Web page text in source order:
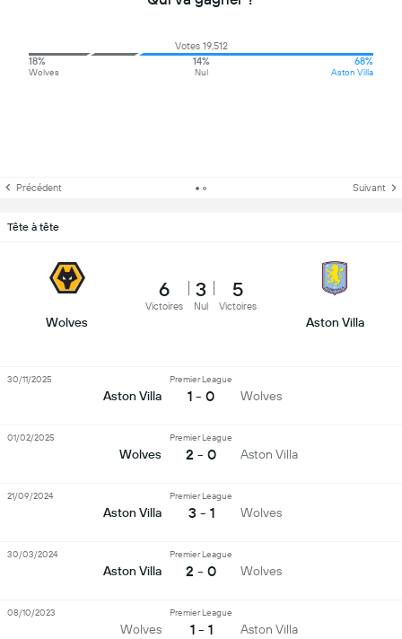
Votes 19,512
18%
Wolves
14%
Nul
68%
Aston Villa
Précédent Suivant
Tête à tête
Wolves
6
Victoires
3
Nul
5
Victoires
Aston Villa
Aston Villa
Premier League
1 - 0 Wolves
30/11/2025
Wolves
Premier League
2 - 0 Aston Villa
01/02/2025
Aston Villa
Premier League
3 - 1 Wolves
21/09/2024
Aston Villa
Premier League
2 - 0 Wolves
30/03/2024
Wolves
Premier League
1 - 1 Aston Villa
08/10/2023